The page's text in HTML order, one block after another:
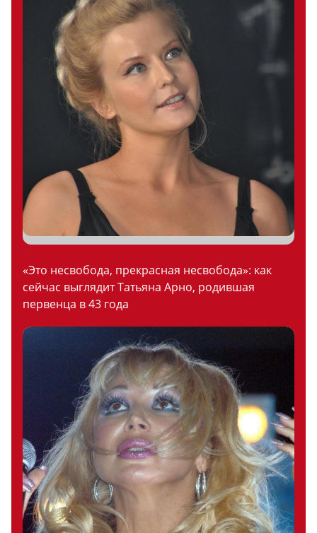
«Это несвобода, прекрасная несвобода»: как
сейчас выглядит Татьяна Арно, родившая
первенца в 43 года